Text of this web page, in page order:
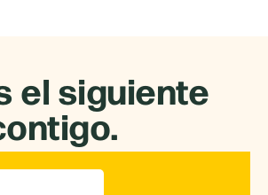
el siguiente